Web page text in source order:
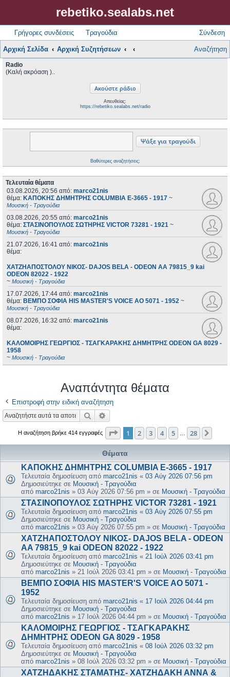
rebetiko.sealabs.net
Γρήγορες συνδέσεις Τραγούδια Σύνδεση
Αρχική Σελίδα Αρχική Συζητήσεων Αναζήτηση
Radio
(Καλή ακρόαση )..
Απευθείας:
https://rebetiko.sealabs.net/radio
Βαθύτερες αναζητήσεις;
Τελευταία θέματα
03.08.2026, 20:56 από: marco21nis
θέμα: ΚΑΠΟΚΗΣ ΔΗΜΗΤΡΗΣ COLUMBIA E-3665 - 1917 ~
Μουσική - Τραγούδια
03.08.2026, 20:55 από: marco21nis
θέμα: ΣΤΑΣΙΝΟΠΟΥΛΟΣ ΣΩΤΗΡΗΣ VICTOR 73281 - 1921 ~
Μουσική - Τραγούδια
21.07.2026, 16:41 από: marco21nis
θέμα:
ΧΑΤΖΗΑΠΟΣΤΟΛΟΥ ΝΙΚΟΣ- DAJOS BELA - ODEON AA 79815_9 kai
ODEON 82022 - 1922
~ Μουσική - Τραγούδια
17.07.2026, 17:44 από: marco21nis
θέμα: ΒΕΜΠΟ ΣΟΦΙΑ HIS MASTER'S VOICE AO 5071 - 1952 ~
Μουσική - Τραγούδια
08.07.2026, 16:32 από: marco21nis
θέμα:
ΚΑΛΟΜΟΙΡΗΣ ΓΕΩΡΓΙΟΣ - ΤΣΑΓΚΑΡΑΚΗΣ ΔΗΜΗΤΡΗΣ ODEON GA 8029 -
1958
~ Μουσική - Τραγούδια
Αναπάντητα θέματα
Επιστροφή στην ειδική αναζήτηση
Αναζήτηση
Η αναζήτηση βρήκε 414 εγγραφές Σελίδα από28
1 2 3 4 5 28
Θέματα
ΚΑΠΟΚΗΣ ΔΗΜΗΤΡΗΣ COLUMBIA E-3665 - 1917
Τελευταία δημοσίευση από marco21nis « 03 Αύγ 2026 07:56 pm
Δημοσιεύτηκε σε Μουσική - Τραγούδια
από marco21nis » 03 Αύγ 2026 07:56 pm » σε Μουσική - Τραγούδια
ΣΤΑΣΙΝΟΠΟΥΛΟΣ ΣΩΤΗΡΗΣ VICTOR 73281 - 1921
Τελευταία δημοσίευση από marco21nis « 03 Αύγ 2026 07:55 pm
Δημοσιεύτηκε σε Μουσική - Τραγούδια
από marco21nis » 03 Αύγ 2026 07:55 pm » σε Μουσική - Τραγούδια
ΧΑΤΖΗΑΠΟΣΤΟΛΟΥ ΝΙΚΟΣ- DAJOS BELA - ODEON
AA 79815_9 kai ODEON 82022 - 1922
Τελευταία δημοσίευση από marco21nis « 21 Ιούλ 2026 03:41 pm
Δημοσιεύτηκε σε Μουσική - Τραγούδια
από marco21nis » 21 Ιούλ 2026 03:41 pm » σε Μουσική - Τραγούδια
ΒΕΜΠΟ ΣΟΦΙΑ HIS MASTER'S VOICE AO 5071 -
1952
Τελευταία δημοσίευση από marco21nis « 17 Ιούλ 2026 04:44 pm
Δημοσιεύτηκε σε Μουσική - Τραγούδια
από marco21nis » 17 Ιούλ 2026 04:44 pm » σε Μουσική - Τραγούδια
ΚΑΛΟΜΟΙΡΗΣ ΓΕΩΡΓΙΟΣ - ΤΣΑΓΚΑΡΑΚΗΣ
ΔΗΜΗΤΡΗΣ ODEON GA 8029 - 1958
Τελευταία δημοσίευση από marco21nis « 08 Ιούλ 2026 03:32 pm
Δημοσιεύτηκε σε Μουσική - Τραγούδια
από marco21nis » 08 Ιούλ 2026 03:32 pm » σε Μουσική - Τραγούδια
ΧΑΤΖΗΔΑΚΗΣ ΣΤΑΜΑΤΗΣ- ΧΑΤΖΗΔΑΚΗ ΑΝΝΑ &